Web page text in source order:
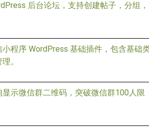
后台论坛，支持创建帖子，分组
小程序 WordPress 基础插件，包含基础
。
显示微信群二维码，突破微信群100人限